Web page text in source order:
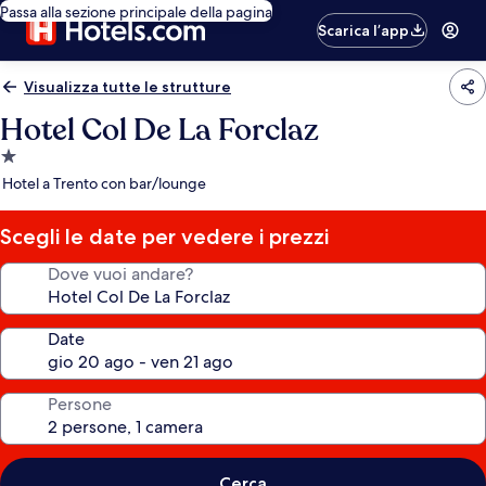
Passa alla sezione principale della pagina
Scarica l’app
Visualizza tutte le strutture
Hotel Col De La Forclaz
Struttura
a
stella
Hotel a Trento con bar/lounge
Scegli le date per vedere i prezzi
Dove vuoi andare?
Date
Persone